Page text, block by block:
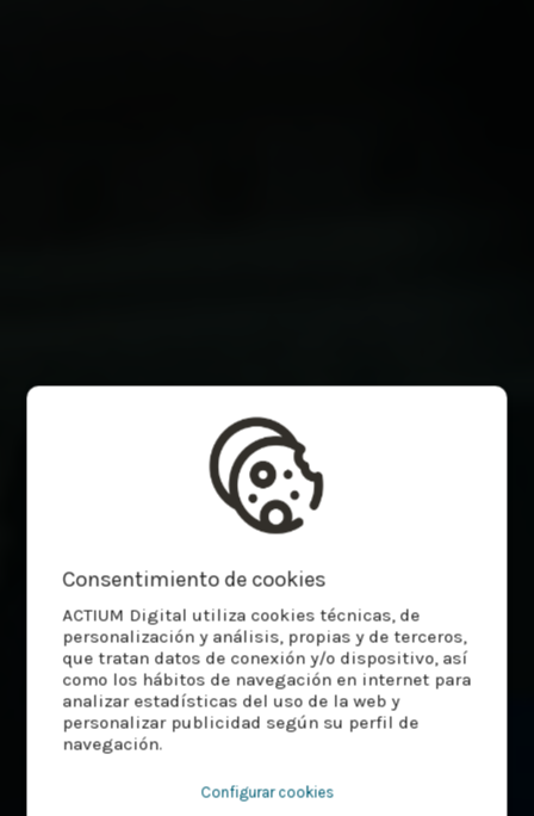
Consentimiento de cookies
ACTIUM Digital utiliza cookies técnicas, de
personalización y análisis, propias y de terceros,
que tratan datos de conexión y/o dispositivo, así
como los hábitos de navegación en internet para
analizar estadísticas del uso de la web y
personalizar publicidad según su perfil de
navegación.
Configurar cookies